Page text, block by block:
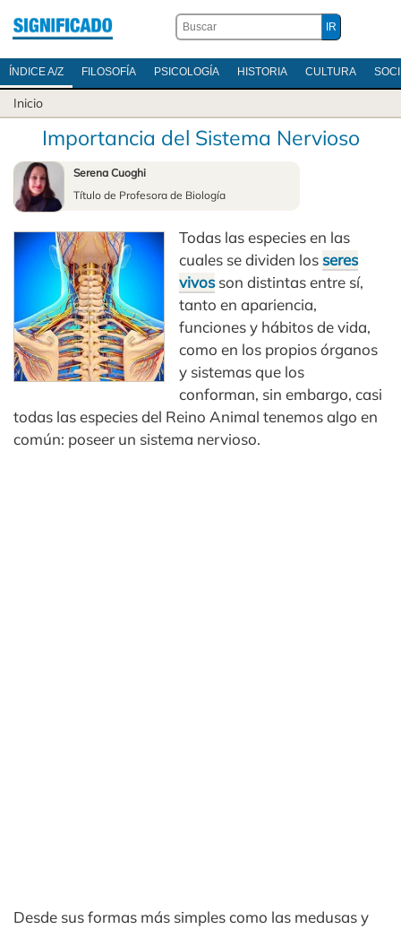
ÍNDICE A/Z FILOSOFÍA PSICOLOGÍA HISTORIA CULTURA
Inicio
Importancia del Sistema Nervioso
Serena Cuoghi
Título de Profesora de Biología
Todas las especies en las
cuales se dividen los seres
vivosson distintas entre sí,
tanto en apariencia,
funciones y hábitos de vida,
como en los propios órganos
y sistemas que los
conforman, sin embargo, casi
todas las especies del Reino Animal tenemos algo en
común: poseer un sistema nervioso.
Desde sus formas más simples como las medusas y